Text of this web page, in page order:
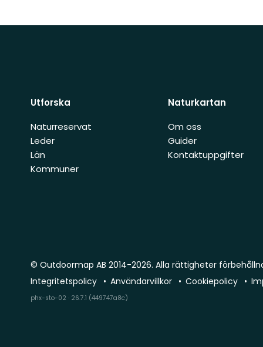
Utforska
Naturreservat
Leder
Län
Kommuner
Naturkartan
Om oss
Guider
Kontaktuppgifter
© Outdoormap AB 2014-2026. Alla rättigheter
Integritetspolicy
Användarvillkor Cookiepolicy
phx-sto-02 · 26.7.1 (449747a8c)